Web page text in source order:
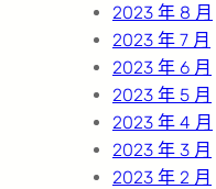
2023 年 8 月
2023 年 7 月
2023 年 6 月
2023 年 5 月
2023 年 4 月
2023 年 3 月
2023 年 2 月